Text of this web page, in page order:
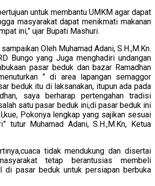
untuk membantu UMKM agar dapat
masyarakat dapat menikmati makanan
ini,” ujar Bupati Mashuri.
Oleh Muhamad Adani, S.H.,M.Kn.
Bungo yang Juga menghadiri undangan
pasar beduk dan bazar Ramadhan
” di area lapangan semaggor
beduk itu di laksanakan, itupun ada pada
saya berharap pertengahan tradisi
satu pasar beduk ini,di pasar beduk ini
Pokonya lengkap yang sajikan sesuai
tutur Muhamad Adani, S.H.,M.Kn, Ketua
tidak mendukung dan disertai
tetap berantusias membeli
di pasar beduk untuk persiapan berbuka